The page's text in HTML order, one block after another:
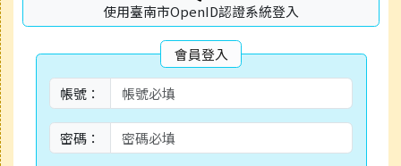
使用臺南市OpenID認證系統登入
會員登入
帳號：
密碼：